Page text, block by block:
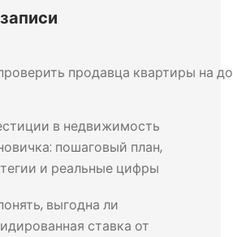
продавца квартиры на
в недвижимость
пошаговый план,
и реальные цифры
выгодна ли
ставка от